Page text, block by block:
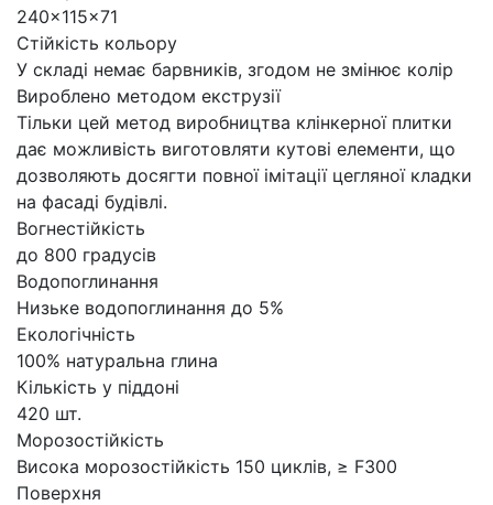
240x115x71
Стійкість кольору
У складі немає барвників, згодом не змінює колір
Вироблено методом екструзії
Тільки цей метод виробництва клінкерної плитки
дає можливість виготовляти кутові елементи, що
дозволяють досягти повної імітації цегляної кладки
на фасаді будівлі.
Вогнестійкість
до 800 градусів
Водопоглинання
Низьке водопоглинання до 5%
Екологічність
100% натуральна глина
Кількість у піддоні
420 шт.
Морозостійкість
Висока морозостійкість 150 циклів, ≥ F300
Поверхня